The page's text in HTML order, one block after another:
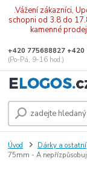
.Vážení zákazníci,
schopni od 3.8 do
kamenné
+420 775688827 +420
(Po-Pá, 9-16 hod.)
Úvod Dárky a ostatní
75mm - A